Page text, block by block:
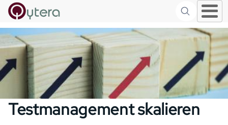
Skip to main content Suche
Testmanagement skalieren